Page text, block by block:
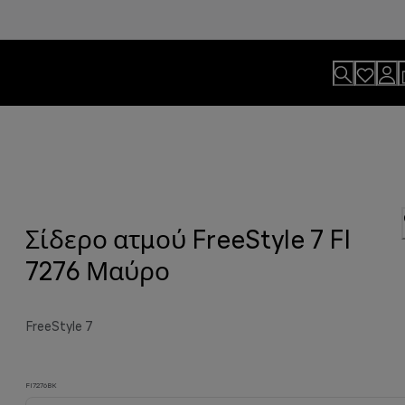
Braun. Για επαγγελματικά
Ξεκινήστε σωστά τη μέρα
για ό,τι πραγματικά έχει
Σίδερο ατμού FreeStyle 7 FI
7276 Μαύρο
FreeStyle 7
FI7276BK